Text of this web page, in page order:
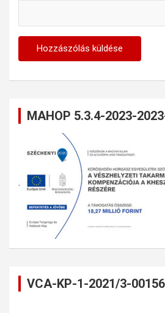
MAHOP 5.3.4-2023-
VCA-KP-1-2021/3-